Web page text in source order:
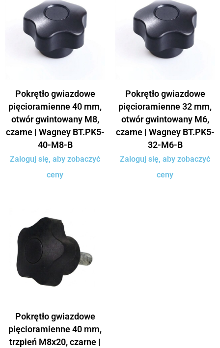
Pokrętło gwiazdowe
pięcioramienne 40 mm,
otwór gwintowany M8,
czarne | Wagney BT.PK5-
40-M8-B
Zaloguj się, aby zobaczyć
ceny
Pokrętło gwiazdowe
pięcioramienne 32 mm,
otwór gwintowany M6,
czarne | Wagney BT.PK5-
32-M6-B
Zaloguj się, aby zobaczyć
ceny
Pokrętło gwiazdowe
pięcioramienne 40 mm,
trzpień M8x20, czarne |